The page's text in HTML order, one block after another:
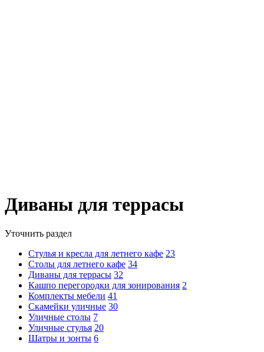
Диваны для террасы
Уточнить раздел
Стулья и кресла для летнего кафе 23
Столы для летнего кафе 34
Диваны для террасы 32
Кашпо перегородки для зонирования 2
Комплекты мебели 41
Скамейки уличные 30
Уличные столы 7
Уличные стулья 20
Шатры и зонты 6